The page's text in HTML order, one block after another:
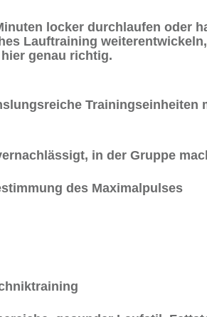
locker durchlaufen oder
Lauftraining
genau richtig.
Trainingseinheiten
in der Gruppe
des Maximalpulses